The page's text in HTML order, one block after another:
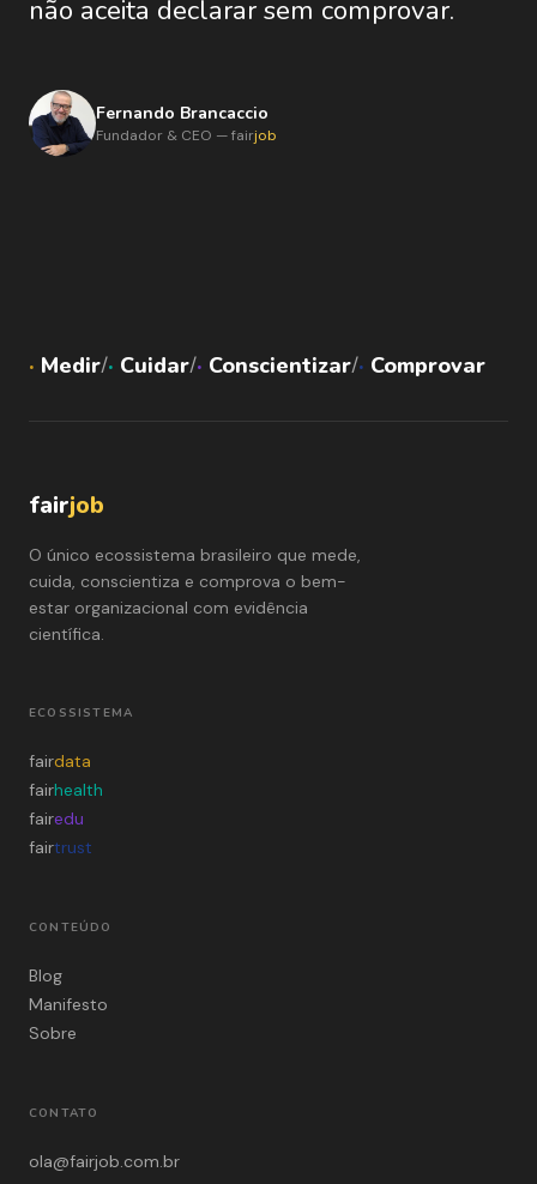
não aceita declarar sem comprovar.
Fernando Brancaccio
Fundador & CEO — fairjob
· Medir/· Cuidar/· Conscientizar/· Comprovar
fairjob
O único ecossistema brasileiro que mede,
cuida, conscientiza e comprova o bem-
estar organizacional com evidência
científica.
ECOSSISTEMA
fairdata
fairhealth
fairedu
fairtrust
CONTEÚDO
Blog
Manifesto
Sobre
CONTATO
ola@fairjob.com.br